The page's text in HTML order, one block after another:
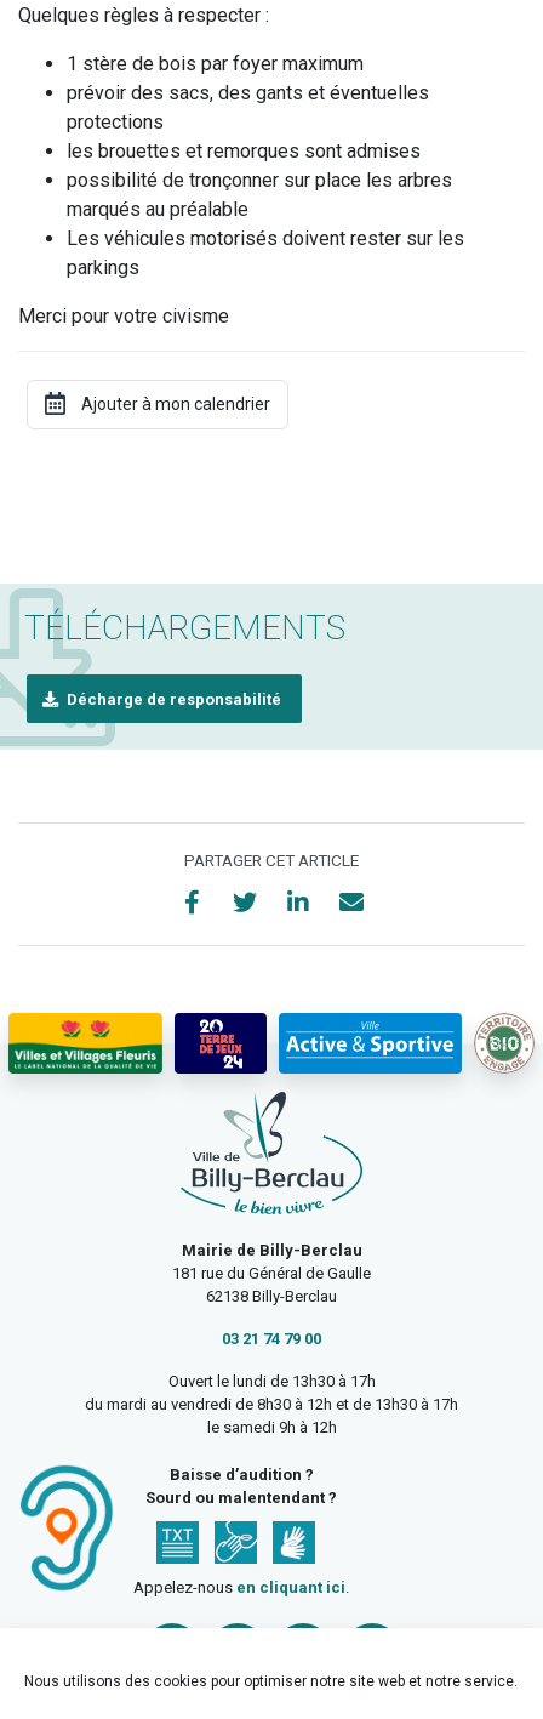
Nous utilisons des cookies pour optimiser notre site web et notre service.
Quelques règles à respecter :
1 stère de bois par foyer maximum
prévoir des sacs, des gants et éventuelles
protections
les brouettes et remorques sont admises
possibilité de tronçonner sur place les arbres
marqués au préalable
Les véhicules motorisés doivent rester sur les
parkings
Merci pour votre civisme
TÉLÉCHARGEMENTS
Décharge de responsabilité
PARTAGER CET ARTICLE
Mairie de Billy-Berclau
181 rue du Général de Gaulle
62138 Billy-Berclau
03 21 74 79 00
Ouvert le lundi de 13h30 à 17h
du mardi au vendredi de 8h30 à 12h et de 13h30 à 17h
le samedi 9h à 12h
Baisse d’audition ?
Sourd ou malentendant ?
Appelez-nous en cliquant ici.